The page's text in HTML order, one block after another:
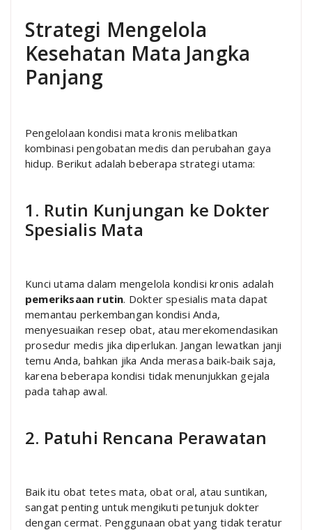
Strategi Mengelola
Kesehatan Mata Jangka
Panjang
Pengelolaan kondisi mata kronis melibatkan
kombinasi pengobatan medis dan perubahan gaya
hidup. Berikut adalah beberapa strategi utama:
1. Rutin Kunjungan ke Dokter
Spesialis Mata
Kunci utama dalam mengelola kondisi kronis adalah
pemeriksaan rutin. Dokter spesialis mata dapat
memantau perkembangan kondisi Anda,
menyesuaikan resep obat, atau merekomendasikan
prosedur medis jika diperlukan. Jangan lewatkan janji
temu Anda, bahkan jika Anda merasa baik-baik saja,
karena beberapa kondisi tidak menunjukkan gejala
pada tahap awal.
2. Patuhi Rencana Perawatan
Baik itu obat tetes mata, obat oral, atau suntikan,
sangat penting untuk mengikuti petunjuk dokter
dengan cermat. Penggunaan obat yang tidak teratur